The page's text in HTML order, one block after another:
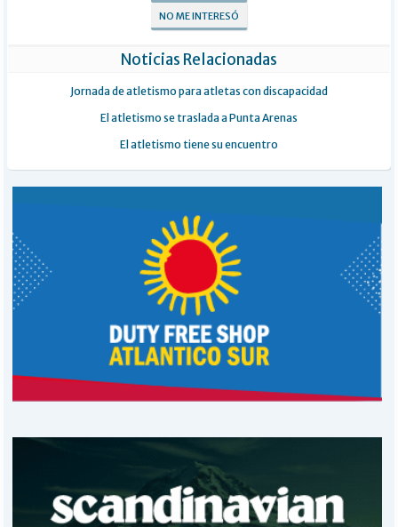
NO ME INTERESÓ
Noticias Relacionadas
Jornada de atletismo para atletas con discapacidad
El atletismo se traslada a Punta Arenas
El atletismo tiene su encuentro